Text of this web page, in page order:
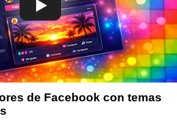
de Facebook con temas